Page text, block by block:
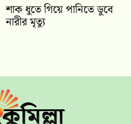
শাক ধুতে গিয়ে পানিতে ডুবে
নারীর মৃত্যু